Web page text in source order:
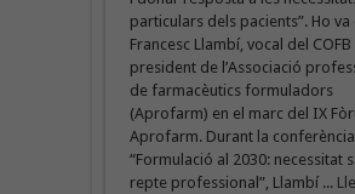
particulars dels pacients”. Ho va
Francesc Llambí, vocal del COFB
president de l’Associació
de farmacèutics formuladors
(Aprofarm) en el marc del IX
Aprofarm. Durant la
“Formulació al 2030: necessitat
repte professional”, Llambí ...